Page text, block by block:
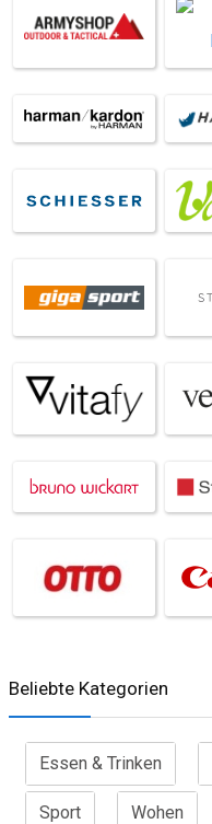
Beliebte Kategorien
Essen & Trinken
Sport Wohen